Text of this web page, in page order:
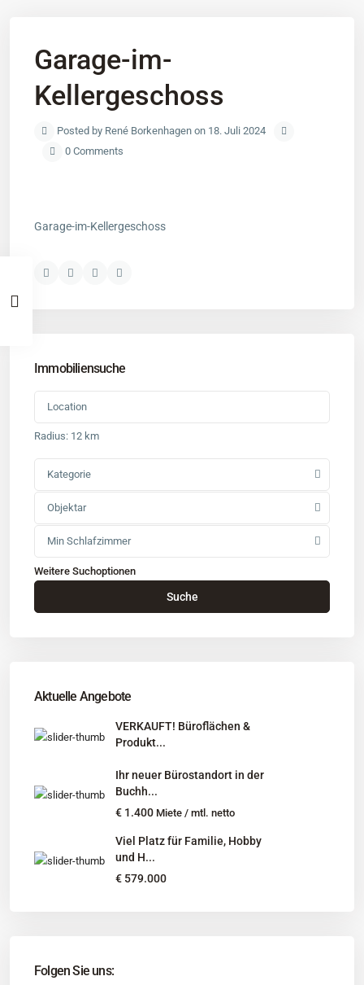
Garage-im-
Kellergeschoss
Posted by René Borkenhagen on 18. Juli 2024
0 Comments
Garage-im-Kellergeschoss
Immobiliensuche
Radius: 12 km
Kategorie
Objektar
Min Schlafzimmer
Weitere Suchoptionen
Suche
Aktuelle Angebote
VERKAUFT! Büroflächen &
Produkt...
Ihr neuer Bürostandort in der
Buchh...
€ 1.400 Miete / mtl. netto
Viel Platz für Familie, Hobby
und H...
€ 579.000
Folgen Sie uns:
Kontakt
: Buchholz in der Nordheide
Unternehmen
Immobilienangebote